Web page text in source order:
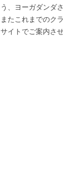
う、ヨーガダンダ
またこれまでのク
サイトでご案内さ